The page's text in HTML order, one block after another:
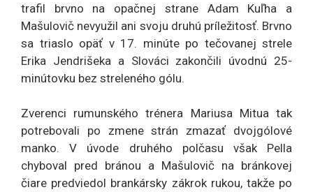
trafil brvno na opačnej strane Adam Kuľha a
Mašulovič nevyužil ani svoju druhú príležitosť. Brvno
sa triaslo opäť v 17. minúte po tečovanej strele
Erika Jendrišeka a Slováci zakončili úvodnú 25-
minútovku bez streleného gólu.
Zverenci rumunského trénera Mariusa Mitua tak
potrebovali po zmene strán zmazať dvojgólové
manko. V úvode druhého polčasu však Pella
chyboval pred bránou a Mašulovič na bránkovej
čiare predviedol brankársky zákrok rukou, takže po